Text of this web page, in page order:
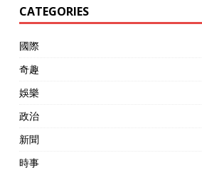
CATEGORIES
國際
奇趣
娛樂
政治
新聞
時事